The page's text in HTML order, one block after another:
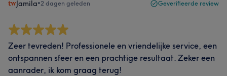
Jamila•2 dagen geleden Geverifieerde review
Zeer tevreden! Professionele en vriendelijke service, een
ontspannen sfeer en een prachtige resultaat. Zeker een
aanrader, ik kom graag terug!